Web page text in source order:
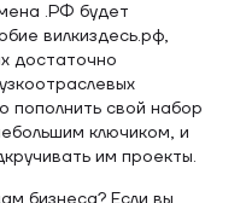
.РФ будет
вилкиздесь.рф,
достаточно
пополнить свой набор
ключиком, и
им проекты.